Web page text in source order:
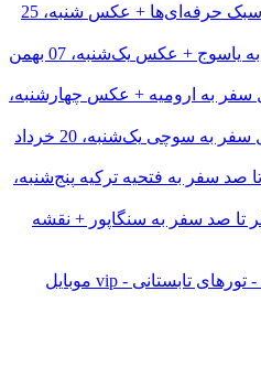
سبک حرفه‌ای‌ها + عکس
شنبه، 25
یاسوج + عکس
یک‌شنبه، 07 بهمن
سفر به ارومیه + عکس چهارشنبه،
سفر به سوچی
یک‌شنبه، 20 خرداد
صد سفر به فتحیه ترکیه پنج‌شنبه،
تا صد سفر به سنگاپور + نقشه